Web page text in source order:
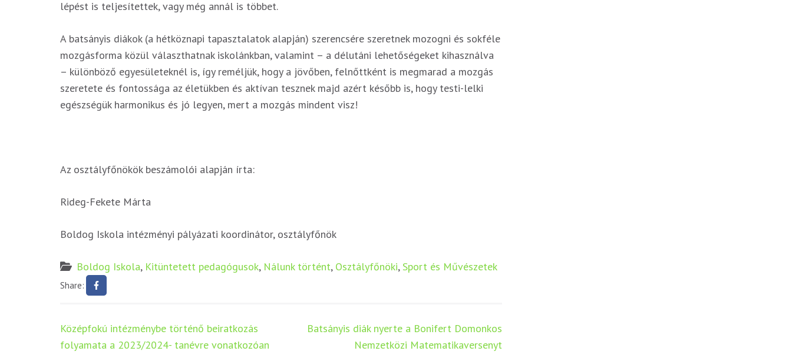
lépést is teljesítettek, vagy még annál is többet.
A batsányis diákok (a hétköznapi tapasztalatok alapján) szerencsére szeretnek mozogni és sokféle
mozgásforma közül választhatnak iskolánkban, valamint – a délutáni lehetőségeket kihasználva
– különböző egyesületeknél is, így reméljük, hogy a jövőben, felnőttként is megmarad a mozgás
szeretete és fontossága az életükben és aktívan tesznek majd azért később is, hogy testi-lelki
egészségük harmonikus és jó legyen, mert a mozgás mindent visz!
Az osztályfőnökök beszámolói alapján írta:
Rideg-Fekete Márta
Boldog Iskola intézményi pályázati koordinátor, osztályfőnök
Boldog Iskola, Kitüntetett pedagógusok, Nálunk történt, Osztályfőnöki, Sport és Művészetek
Share:
Bejegyzés
navigáció
Középfokú intézménybe történő beiratkozás
folyamata a 2023/2024- tanévre vonatkozóan
Batsányis diák nyerte a Bonifert Domonkos
Nemzetközi Matematikaversenyt